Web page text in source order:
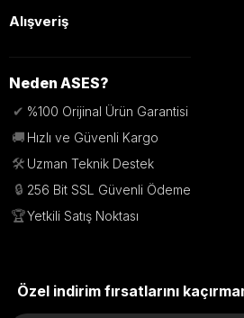
Alışveriş
Neden ASES?
✔ %100 Orijinal Ürün Garantisi
🚚 Hızlı ve Güvenli Kargo
🛠️ Uzman Teknik Destek
🔒 256 Bit SSL Güvenli Ödeme
🏆Yetkili Satış Noktası
Özel indirim fırsatlarını